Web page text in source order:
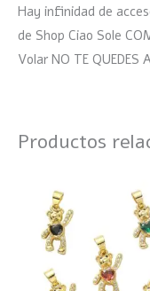
Hay infinidad de
de Shop Ciao Sole
Volar NO TE QUEDES
Productos